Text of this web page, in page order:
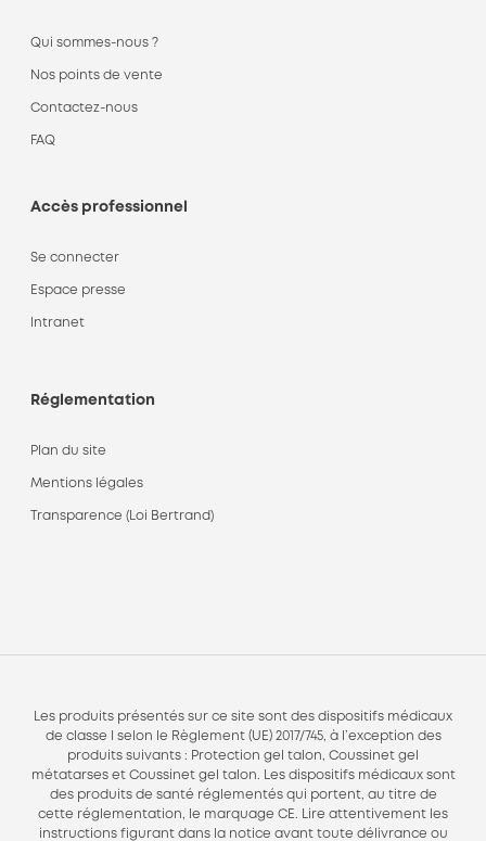
Qui sommes-nous ?
Nos points de vente
Contactez-nous
FAQ
Accès professionnel
Se connecter
Espace presse
Intranet
Réglementation
Plan du site
Mentions légales
Transparence (Loi Bertrand)
Les produits présentés sur ce site sont des dispositifs médicaux
de classe I selon le Règlement (UE) 2017/745, à l’exception des
produits suivants : Protection gel talon, Coussinet gel
métatarses et Coussinet gel talon. Les dispositifs médicaux sont
des produits de santé réglementés qui portent, au titre de
cette réglementation, le marquage CE. Lire attentivement les
instructions figurant dans la notice avant toute délivrance ou